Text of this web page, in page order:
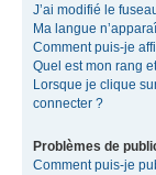
J’ai modifié le
Ma langue
Comment puis-je
Quel est mon rang
Lorsque je clique
connecter ?
Problèmes de
Comment puis-je